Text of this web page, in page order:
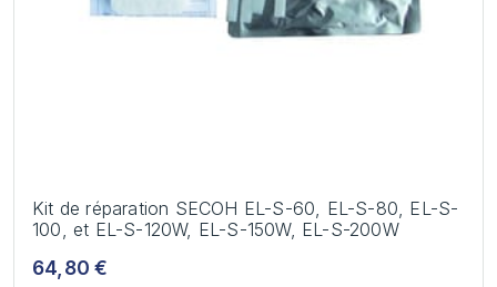
Kit de réparation SECOH EL-S-60, EL-S-80, EL-S-
100, et EL-S-120W, EL-S-150W, EL-S-200W
64,80 €